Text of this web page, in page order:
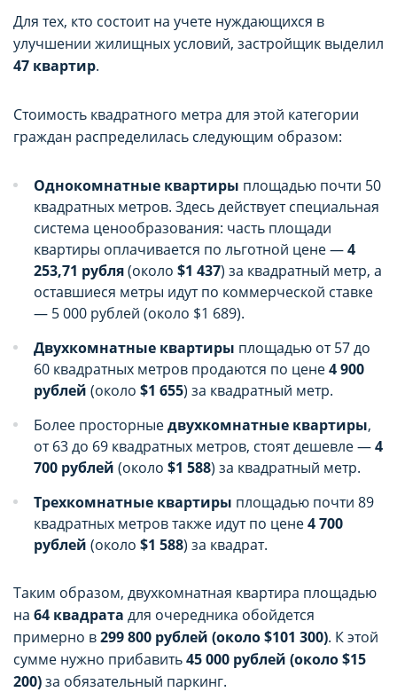
Для тех, кто состоит на учете нуждающихся в
улучшении жилищных условий, застройщик выделил
47 квартир.
Стоимость квадратного метра для этой категории
граждан распределилась следующим образом:
Однокомнатные квартиры площадью почти 50
квадратных метров. Здесь действует специальная
система ценообразования: часть площади
квартиры оплачивается по льготной цене —4
253,71 рубля(около $1 437) за квадратный метр, а
оставшиеся метры идут по коммерческой ставке
— 5 000 рублей (около $1 689).
Двухкомнатные квартиры площадью от 57 до
60 квадратных метров продаются по цене4 900
рублей (около $1 655) за квадратный метр.
Более просторныедвухкомнатные квартиры,
от 63 до 69 квадратных метров, стоят дешевле —4
700 рублей (около $1 588) за квадратный метр.
Трехкомнатные квартиры площадью почти 89
квадратных метров также идут по цене4 700
рублей (около $1 588) за квадрат.
Таким образом, двухкомнатная квартира площадью
на 64 квадрата для очередника обойдется
примерно в299 800 рублей (около $101 300). К этой
сумме нужно прибавить45 000 рублей (около $15
200)за обязательный паркинг.
параметров использования файлов cookie
Вы можете ознакомиться с
Политикой обработки файлов cookie ООО
, а также со списком файлов cookie,
содержащим их описание и сроки
хранения.
Технические/функциональные
(обязательные) cookie-файлы
Данный тип cookie-файлов требуется для
обеспечения функционирования Сайта, в том
числе корректного использования
предлагаемых на нем возможностей и услуг, и
не подлежит отключению. Эти сookie-файлы не
сохраняют какую-либо информацию о
использована в маркетинговых целях или для
учета посещаемых сайтов в сети Интернет.
Аналитические cookie-файлы
Данные cookie-файлы необходимы в
статистических целях, позволяют подсчитывать
анализировать как посетители используют Сайт,
что помогает улучшать его
производительность и сделать более удобным
для использования. Запретить хранение
данного типа cookie-файлов можно
непосредственно на Сайте либо в настройках
параметров использования файлов cookie
Вы можете ознакомиться с
Политикой обработки файлов cookie ООО
, а также со списком файлов cookie,
содержащим их описание и сроки
хранения.
Технические/функциональные
(обязательные) cookie-файлы
Данный тип cookie-файлов требуется для
обеспечения функционирования Сайта, в том
числе корректного использования
предлагаемых на нем возможностей и услуг, и
не подлежит отключению. Эти сookie-файлы не
сохраняют какую-либо информацию о
использована в маркетинговых целях или для
учета посещаемых сайтов в сети Интернет.
Аналитические cookie-файлы
Данные cookie-файлы необходимы в
статистических целях, позволяют подсчитывать
анализировать как посетители используют Сайт,
что помогает улучшать его
производительность и сделать более удобным
для использования. Запретить хранение
данного типа cookie-файлов можно
непосредственно на Сайте либо в настройках